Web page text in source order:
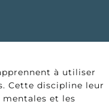
à utiliser
Cette discipline leur
et les